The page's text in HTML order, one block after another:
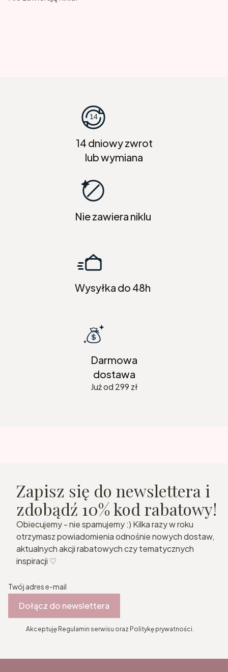
14 dniowy zwrot
lub wymiana
Nie zawiera niklu
Wysyłka do 48h
Darmowa
dostawa
Już od 299 zł
Zapisz się do newslettera i
zdobądź 10% kod rabatowy!
Obiecujemy - nie spamujemy :) Kilka razy w roku
otrzymasz powiadomienia odnośnie nowych dostaw,
aktualnych akcji rabatowych czy tematycznych
inspiracji ♡
Twój adres e-mail
Dołącz do newslettera
Akceptuję Regulamin serwisu oraz Politykę prywatności.